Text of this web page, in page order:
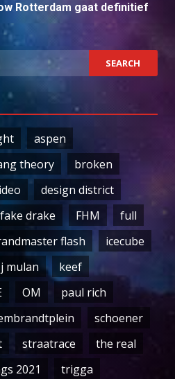
Rotterdam gaat definitief
aspen
theory
broken
design district
fake drake FHM
full
flash
icecube
j mulan
keef
OM
paul rich
schoener
straatrace
the real
2021 trigga